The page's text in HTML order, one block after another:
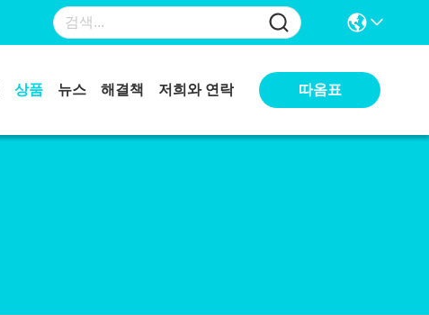
상품 뉴스 해결책 저희와 연락 따옴표